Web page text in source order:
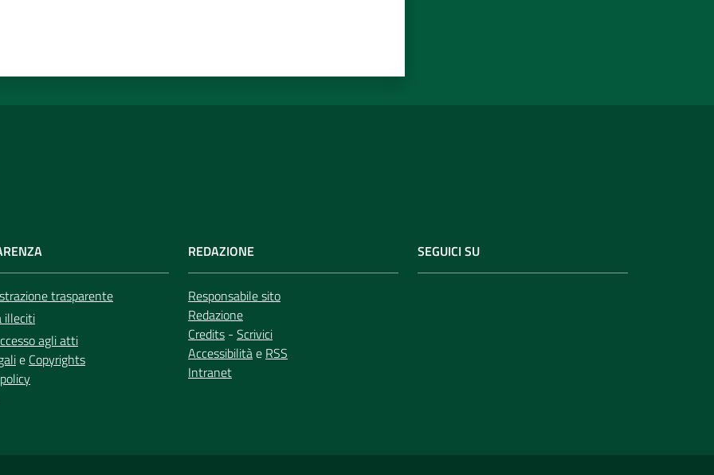
trasparente
illeciti
agli atti
e Copyrights
REDAZIONE
Responsabile sito
Redazione
Credits - Scrivici
Accessibilitàe RSS
Intranet
SEGUICI SU